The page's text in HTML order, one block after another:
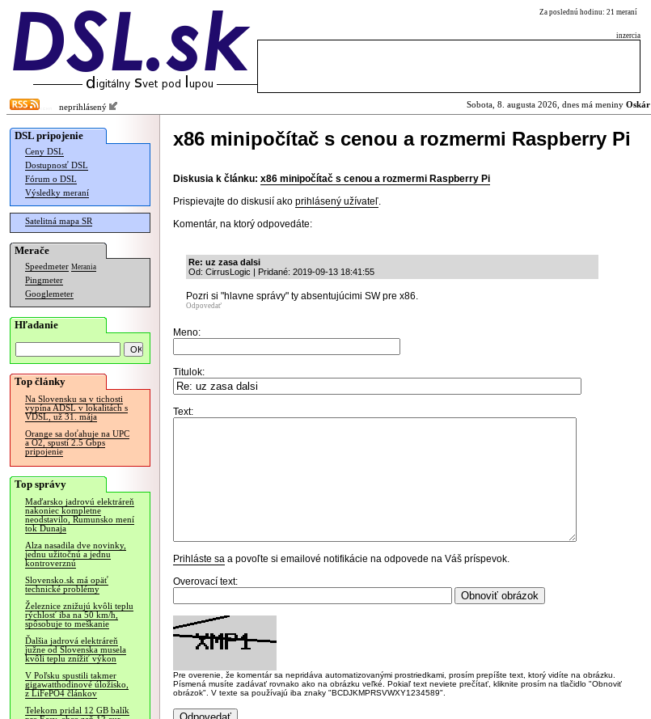
Za poslednú hodinu: 21 meraní
inzercia
neprihlásený Sobota, 8. augusta 2026, dnes má meniny Oskár
DSL pripojenie
Ceny DSL
Dostupnosť DSL
Fórum o DSL
Výsledky meraní
Satelitná mapa SR
Merače
Speedmeter Merania
Pingmeter
Googlemeter
Hľadanie
Top články
Na Slovensku sa v tichosti
vypína ADSL v lokalitách s
VDSL, už 31. mája
Orange sa doťahuje na UPC
a O2, spustí 2.5 Gbps
pripojenie
Top správy
Maďarsko jadrovú elektráreň
nakoniec kompletne
neodstavilo, Rumunsko mení
tok Dunaja
Alza nasadila dve novinky,
jednu užitočnú a jednu
kontroverznú
Slovensko.sk má opäť
technické problémy
Železnice znižujú kvôli teplu
rýchlosť iba na 50 km/h,
spôsobuje to meškanie
Ďalšia jadrová elektráreň
južne od Slovenska musela
kvôli teplu znížiť výkon
V Poľsku spustili takmer
gigawatthodinové úložisko,
z LiFePO4 článkov
Telekom pridal 12 GB balík
x86 minipočítač s cenou a rozmermi Raspberry Pi
Diskusia k článku: x86 minipočítač s cenou a rozmermi Raspberry Pi
Prispievajte do diskusií ako prihlásený užívateľ.
Komentár, na ktorý odpovedáte:
Re: uz zasa dalsi
Od: CirrusLogic | Pridané: 2019-09-13 18:41:55
Pozri si "hlavne správy" ty absentujúcimi SW pre x86.
Odpovedať
Meno:
Titulok:
Text:
Prihláste sa a povoľte si emailové notifikácie na odpovede na Váš príspevok.
Overovací text:
Pre overenie, že komentár sa nepridáva automatizovanými prostriedkami, prosím prepíšte text, ktorý vidíte na obrázku.
Písmená musíte zadávať rovnako ako na obrázku veľké. Pokiaľ text neviete prečítať, kliknite prosím na tlačidlo "Obnoviť
obrázok". V texte sa používajú iba znaky "BCDJKMPRSVWXY1234589".